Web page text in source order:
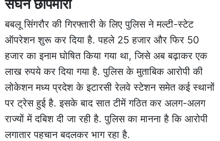
सघन छापेमारी
बबलू सिंगरौर की गिरफ्तारी के लिए पुलिस ने मल्टी-स्टेट
ऑपरेशन शुरू कर दिया है. पहले 25 हजार और फिर 50
हजार का इनाम घोषित किया गया था, जिसे अब बढ़ाकर एक
लाख रुपये कर दिया गया है. पुलिस के मुताबिक आरोपी की
लोकेशन मध्य प्रदेश के इटारसी रेलवे स्टेशन समेत कई स्थानों
पर ट्रेस हुई है. इसके बाद सात टीमें गठित कर अलग-अलग
राज्यों में दबिश दी जा रही है. पुलिस का मानना है कि आरोपी
लगातार पहचान बदलकर भाग रहा है.